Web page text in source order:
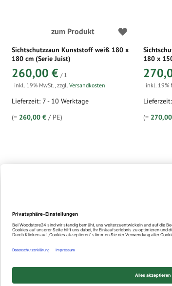
zum Produkt
Sichtschutzzaun Kunststoff weiß 180 x
180 cm (Serie Juist)
260,00 € / 1
inkl. 19% MwSt., zzgl. Versandkosten
Lieferzeit: 7 - 10 Werktage
(= 260,00 €/ PE)
180 x
inkl. 19%
(=
Sichtschutzzaun Kunststoff Gitter weiß
180 x 90 cm (Serie Juist)
280,00 € / 1
180 x